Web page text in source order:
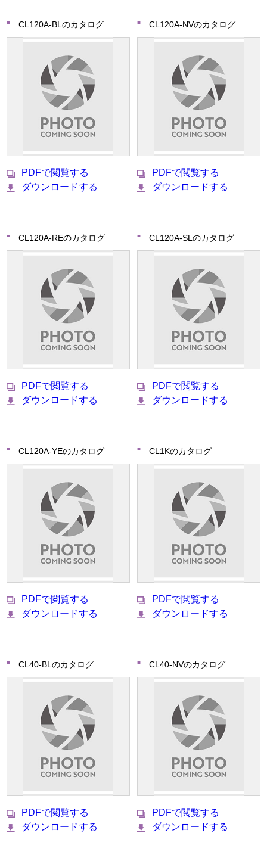
CL120A-BLのカタログ
PDFで閲覧する
ダウンロードする
CL120A-NVのカタログ
PDFで閲覧する
ダウンロードする
CL120A-REのカタログ
PDFで閲覧する
ダウンロードする
CL120A-SLのカタログ
PDFで閲覧する
ダウンロードする
CL120A-YEのカタログ
PDFで閲覧する
ダウンロードする
CL1Kのカタログ
PDFで閲覧する
ダウンロードする
CL40-BLのカタログ
PDFで閲覧する
ダウンロードする
CL40-NVのカタログ
PDFで閲覧する
ダウンロードする